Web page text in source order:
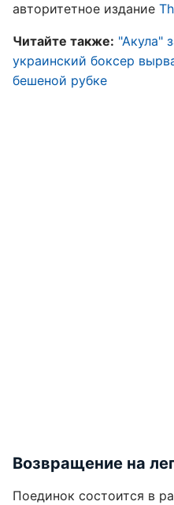
авторитетное издание
Читайте также: "Акула"
украинский боксер
бешеной рубке
Возвращение на
Поединок состоится в